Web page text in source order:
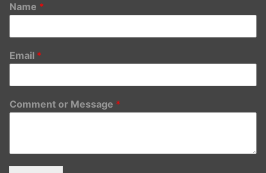
Name *
Email *
Comment or Message *